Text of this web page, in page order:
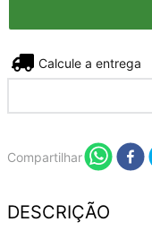
Não sei meu CEP
Compartilhar
DESCRIÇÃO